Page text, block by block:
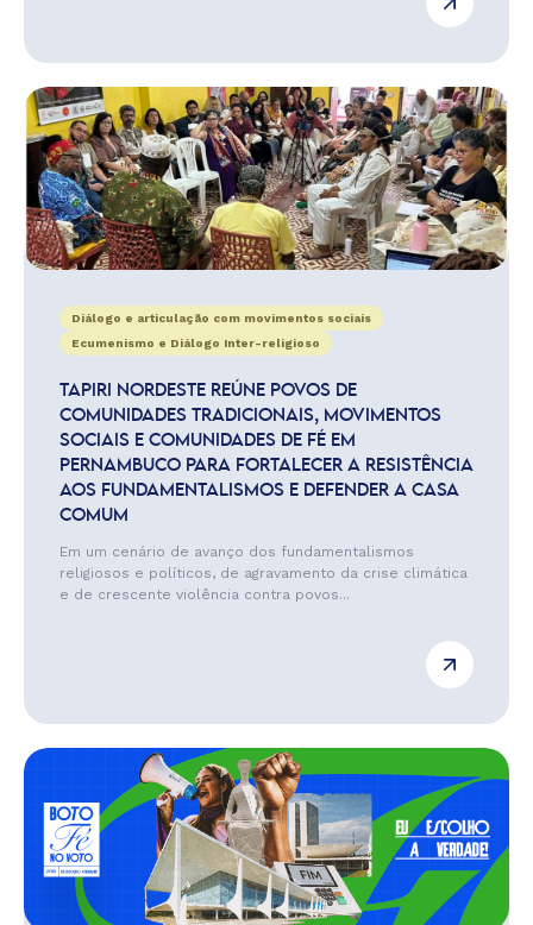
Diálogo e articulação com movimentos sociais
Ecumenismo e Diálogo Inter-religioso
TAPIRI NORDESTE REÚNE POVOS DE
COMUNIDADES TRADICIONAIS, MOVIMENTOS
SOCIAIS E COMUNIDADES DE FÉ EM
PERNAMBUCO PARA FORTALECER A RESISTÊNCIA
AOS FUNDAMENTALISMOS E DEFENDER A CASA
COMUM
Em um cenário de avanço dos fundamentalismos
religiosos e políticos, de agravamento da crise climática
e de crescente violência contra povos...